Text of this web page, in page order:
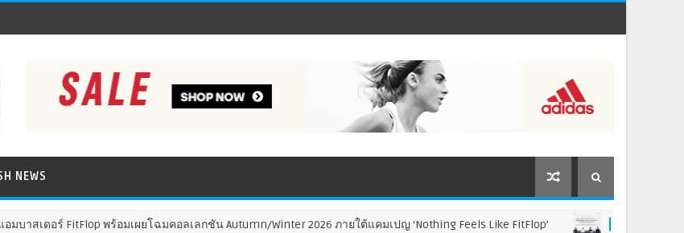
NEWS
FitFlop พร้อมเผยโฉมคอลเลกชัน Autumn/Winter 2026 ภายใต้แคมเปญ ‘Nothing Feels Like FitFlop’ ภาพข่าวประชาสัมพันธ์